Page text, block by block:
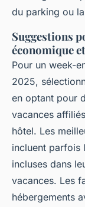
du parking ou
Suggestions
économique
Pour un week-
2025,
en optant pour
vacances
hôtel. Les
incluent parfois
incluses dans
vacances. Les
hébergements